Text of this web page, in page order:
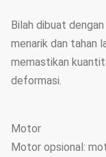
Bilah dibuat
menarik dan tahan
memastikan
deformasi.
Motor
Motor opsional: